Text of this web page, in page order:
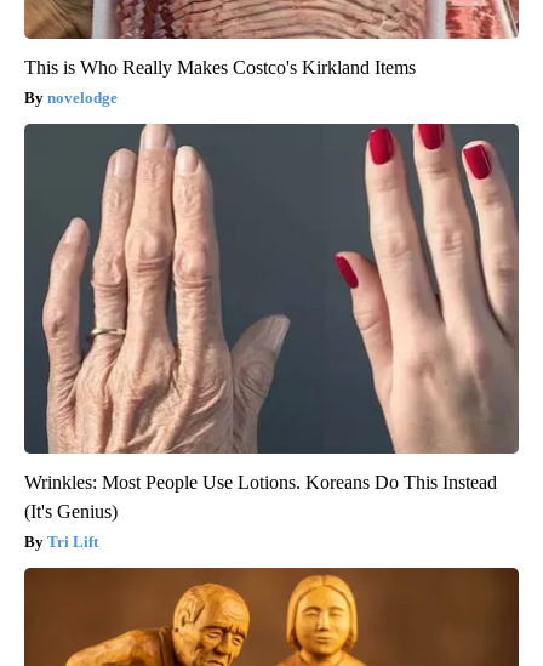
This is Who Really Makes Costco's Kirkland Items
novelodge
Wrinkles: Most People Use Lotions. Koreans Do This Instead
(It's Genius)
Tri Lift